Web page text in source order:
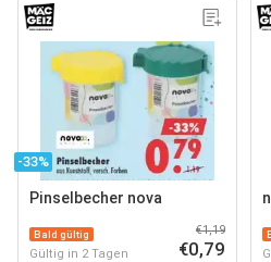
-33%
Pinselbecher nova
Bald gültig
Gültig in 2 Tagen
€1,19
€0,79